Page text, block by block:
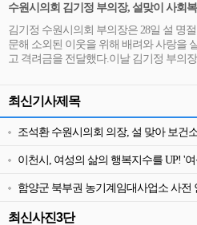
수원시의회 김기정 부의장, 설맞이 사회
김기정 수원시의회 부의장은 28일 설 명
문해 소외된 이웃을 위해 배려와 사랑을
고 격려금을 전달했다.이날 김기정 부의
최신기사제목
조석환 수원시의회 의장, 설 맞아 보건
이천시, 여성의 삶의 행복지수를 UP! '
함양군 북부권 농기계임대사업소 사전
최신사진3단